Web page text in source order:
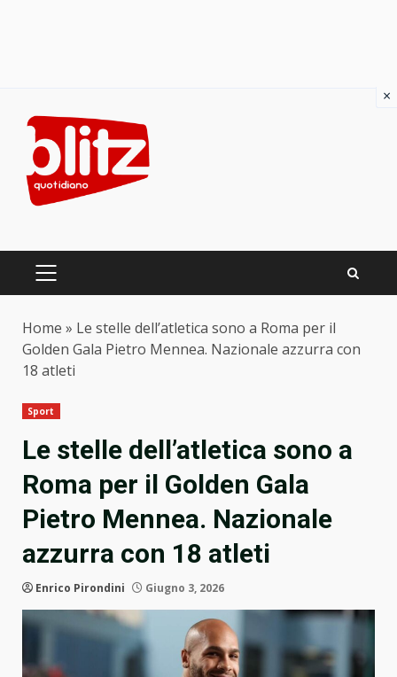
content
PRIMARY
Home » Le stelle dell’atletica sono a Roma per il
Golden Gala Pietro Mennea. Nazionale azzurra con
18 atleti
Sport
Le stelle dell’atletica sono a
Roma per il Golden Gala
Pietro Mennea. Nazionale
azzurra con 18 atleti
Enrico Pirondini Giugno 3, 2026
×